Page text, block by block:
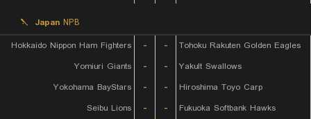
Japan NPB
Hokkaido Nippon Ham Fighters
- -
Tohoku Rakuten Golden Eagles
Yomiuri Giants
- -
Yakult Swallows
Yokohama BayStars
- -
Hiroshima Toyo Carp
Seibu Lions
- - Fukuoka Softbank Hawks